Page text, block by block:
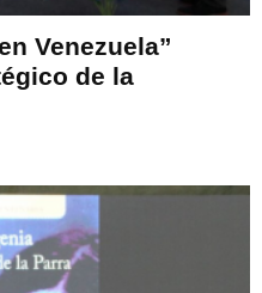
Venezuela”
de la